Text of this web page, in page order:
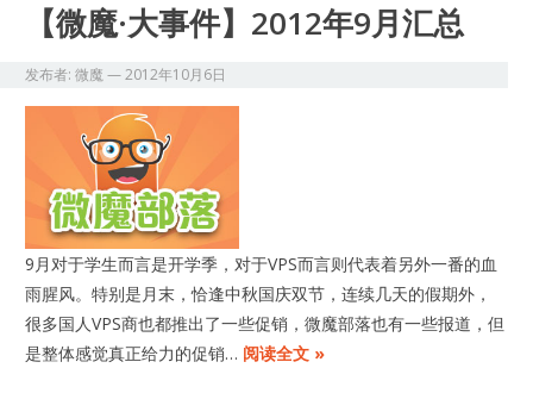
【微魔·大事件】2012年9月汇总
发布者:微魔—2012年10月6日
9月对于学生而言是开学季，对于VPS而言则代表着另外一番的血
雨腥风。特别是月末，恰逢中秋国庆双节，连续几天的假期外，
很多国人VPS商也都推出了一些促销，微魔部落也有一些报道，但
是整体感觉真正给力的促销… 阅读全文 »